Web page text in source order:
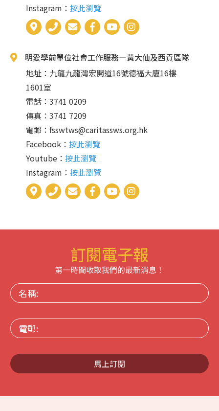
Instagram： 按此瀏覽
明愛學前單位社會工作服務—黃大仙及西貢區隊
地址：九龍九龍灣宏開道16號德福大廈16樓
1601室
電話：3741 0209
傳真：3741 7209
電郵： fsswtws@caritassws.org.hk
Facebook： 按此瀏覽
Youtube： 按此瀏覽
Instagram： 按此瀏覽
訂閱電子報
第一時間收取我們的最新消息！
名
稱:
電
郵:
馬上訂閱